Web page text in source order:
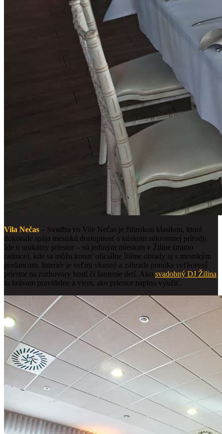
Vila Nečas – Svadba vo Vile Nečas je žilinskou klasikou, ktorá
dokonale spája mestskú dostupnosť s kúskom súkromnej prírody.
Ide o unikátny priestor – sú jediným miestom v Žiline (mimo
radnice), kde sa môžu konať oficiálne štátne obrady aj s mestským
poslancom. Interiér je veľmi vkusný a záhrada ponúka veľkorysý
priestor na rozhovory hostí či šantenie detí. Ako svadobný DJ Žilina
tu hrávam pravidelne a viem, ako priestor naplno využiť.